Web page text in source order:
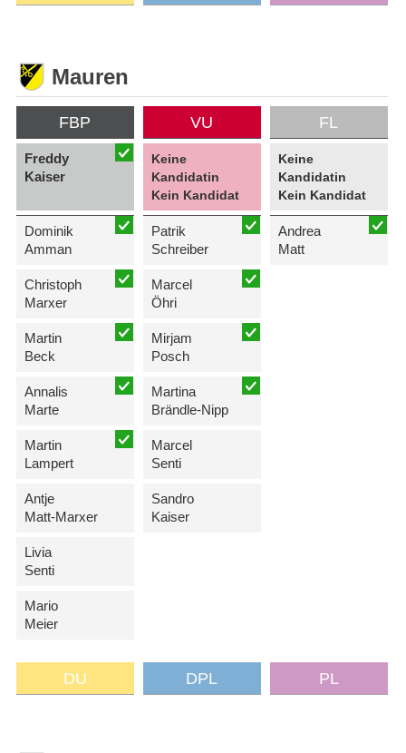
Mauren
FBP
Freddy
Kaiser
Dominik
Amman
Christoph
Marxer
Martin
Beck
Annalis
Marte
Martin
Lampert
Antje
Matt-Marxer
Livia
Senti
Mario
Meier
VU
Keine
Kandidatin
Kein Kandidat
Patrik
Schreiber
Marcel
Öhri
Mirjam
Posch
Martina
Brändle-Nipp
Marcel
Senti
Sandro
Kaiser
FL
Keine
Kandidatin
Kein Kandidat
Andrea
Matt
DU DPL PL